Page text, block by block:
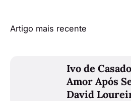
Artigo mais recente
Ivo de
Amor Após
David